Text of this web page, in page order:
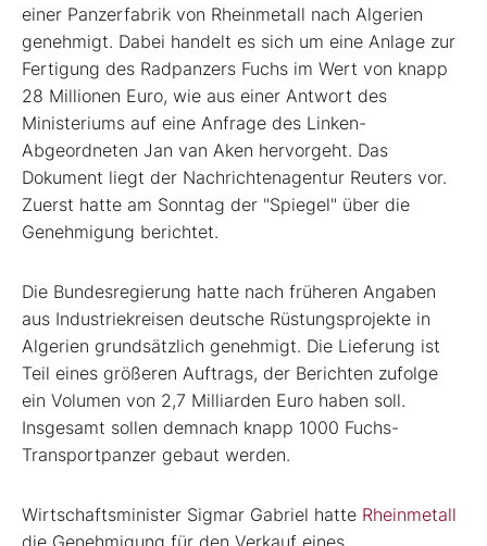
einer Panzerfabrik von Rheinmetall nach Algerien
genehmigt. Dabei handelt es sich um eine Anlage zur
Fertigung des Radpanzers Fuchs im Wert von knapp
28 Millionen Euro, wie aus einer Antwort des
Ministeriums auf eine Anfrage des Linken-
Abgeordneten Jan van Aken hervorgeht. Das
Dokument liegt der Nachrichtenagentur Reuters vor.
Zuerst hatte am Sonntag der "Spiegel" über die
Genehmigung berichtet.
Die Bundesregierung hatte nach früheren Angaben
aus Industriekreisen deutsche Rüstungsprojekte in
Algerien grundsätzlich genehmigt. Die Lieferung ist
Teil eines größeren Auftrags, der Berichten zufolge
ein Volumen von 2,7 Milliarden Euro haben soll.
Insgesamt sollen demnach knapp 1000 Fuchs-
Transportpanzer gebaut werden.
Wirtschaftsminister Sigmar Gabriel hatte Rheinmetall